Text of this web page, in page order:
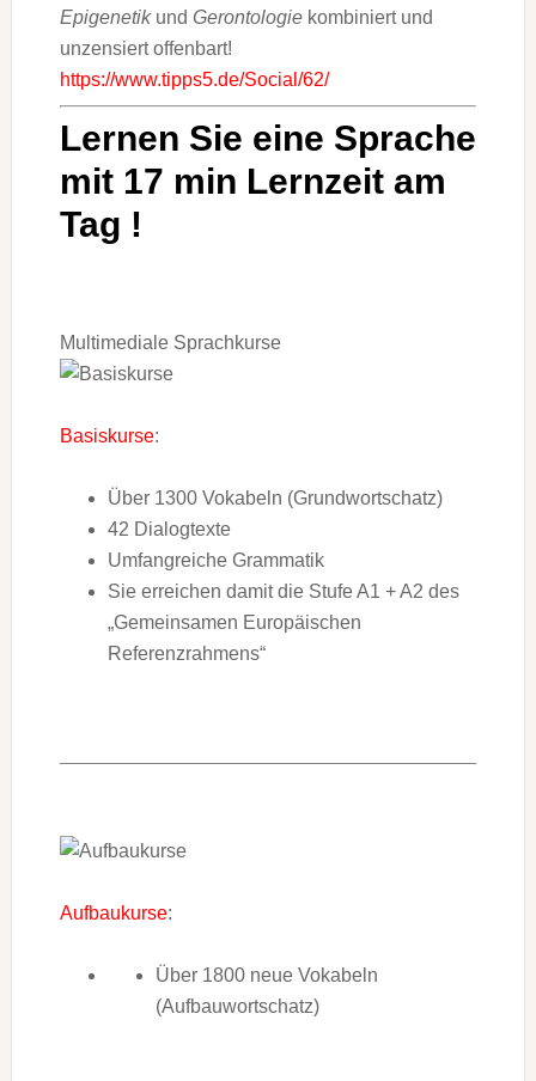
Epigenetik und Gerontologiekombiniert und
unzensiert offenbart!
https://www.tipps5.de/Social/62/
Lernen Sie eine Sprache
mit 17 min Lernzeit am
Tag !
Multimediale Sprachkurse
Basiskurse:
Über 1300 Vokabeln (Grundwortschatz)
42 Dialogtexte
Umfangreiche Grammatik
Sie erreichen damit die Stufe A1 + A2 des
„Gemeinsamen Europäischen
Referenzrahmens“
Aufbaukurse:
Über 1800 neue Vokabeln
(Aufbauwortschatz)